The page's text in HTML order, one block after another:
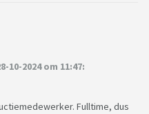
2024 om 11:47:
Fulltime, dus